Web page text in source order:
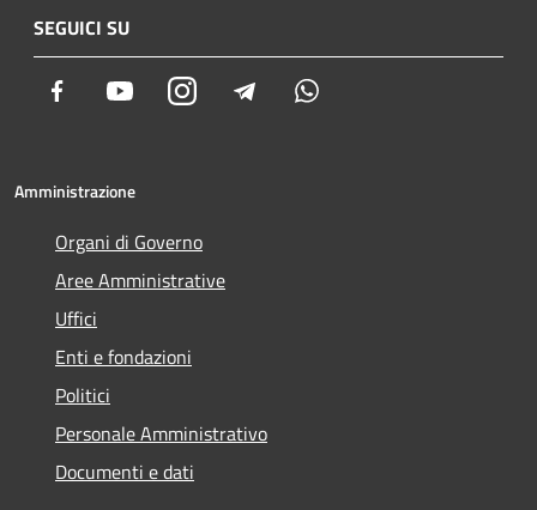
SEGUICI SU
Facebook YoutubeInstagram Telegram
Amministrazione
Organi di Governo
Aree Amministrative
Uffici
Enti e fondazioni
Politici
Personale Amministrativo
Documenti e dati